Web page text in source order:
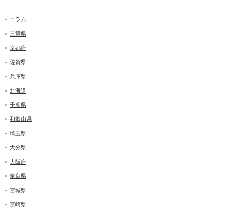
コラム
三重県
京都府
佐賀県
兵庫県
北海道
千葉県
和歌山県
埼玉県
大分県
大阪府
奈良県
宮城県
宮崎県